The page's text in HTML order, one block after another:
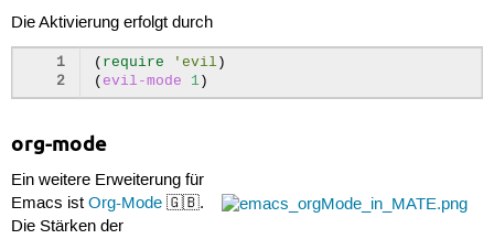
Die Aktivierung erfolgt durch
1
2
( require 'evil )
( evil-mode 1 )
org-mode
Ein weitere Erweiterung für
Emacs ist Org-Mode🇬🇧.
Die Stärken der